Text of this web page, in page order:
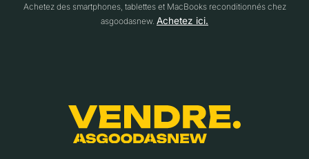
Achetez des smartphones, tablettes et MacBooks reconditionnés chez
asgoodasnew. Achetez ici.